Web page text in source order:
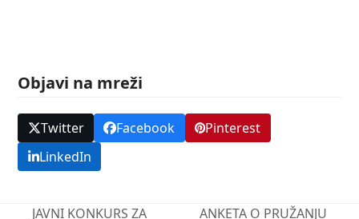
Objavi na mreži
Twitter Facebook
Pinterest
LinkedIn
JAVNI KONKURS ZA
ANKETA O PRUŽANJU